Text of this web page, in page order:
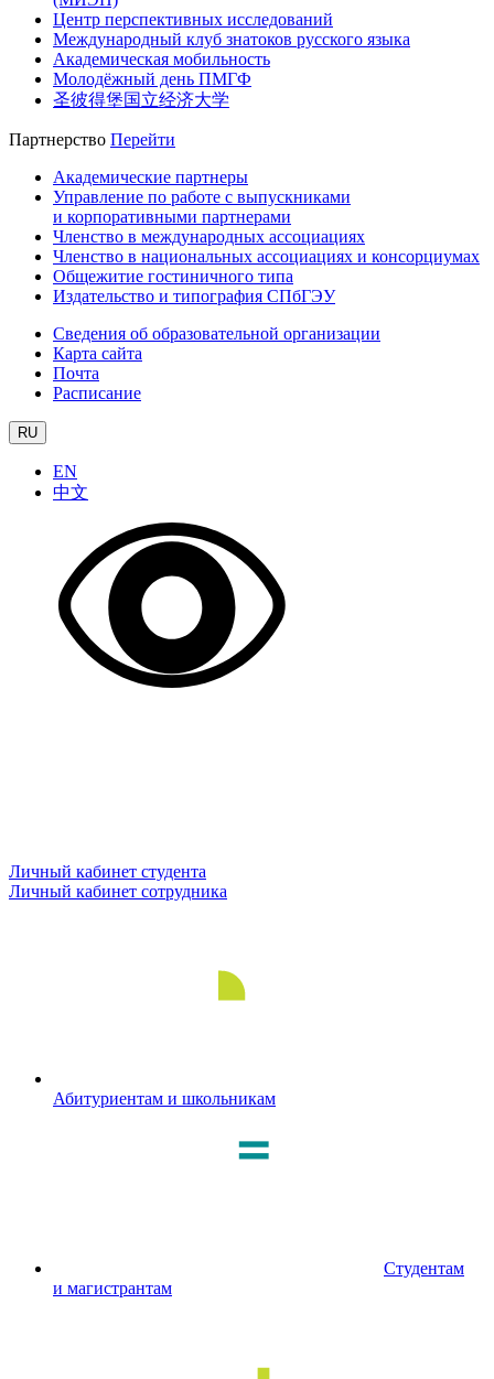
Центр перспективных исследований
Международный клуб знатоков русского языка
Академическая мобильность
Молодёжный день ПМГФ
圣彼得堡国立经济大学
Партнерство Перейти
Академические партнеры
Управление по работе с выпускниками
и корпоративными партнерами
Членство в международных ассоциациях
Членство в национальных ассоциациях и консорциумах
Общежитие гостиничного типа
Издательство и типография СПбГЭУ
Сведения об образовательной организации
Карта сайта
Почта
Расписание
RU
EN
中文
Личный кабинет студента
Личный кабинет сотрудника
Абитуриентам и школьникам
Студентам
и магистрантам